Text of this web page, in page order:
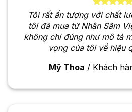
Tôi rất ấn tượng với chất
tôi đã mua từ Nhân Sâm
không chỉ đúng như mô tả
vọng của tôi về hiệu
Mỹ Thoa / Khách